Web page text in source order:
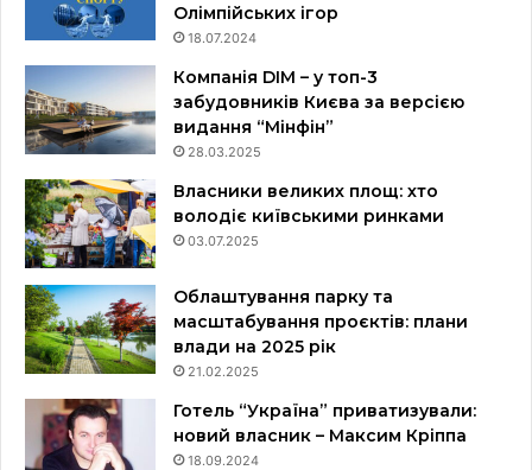
Олімпійських ігор
18.07.2024
Компанія DIM – у топ-3
забудовників Києва за версією
видання “Мінфін”
28.03.2025
Власники великих площ: хто
володіє київськими ринками
03.07.2025
Облаштування парку та
масштабування проєктів: плани
влади на 2025 рік
21.02.2025
Готель “Україна” приватизували:
новий власник – Максим Кріппа
18.09.2024